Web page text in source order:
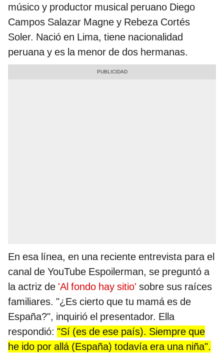
músico y productor musical peruano Diego
Campos Salazar Magne y Rebeza Cortés
Soler. Nació en Lima, tiene nacionalidad
peruana y es la menor de dos hermanas.
En esa línea, en una reciente entrevista para el
canal de YouTube Espoilerman, se preguntó a
la actriz de 'Al fondo hay sitio' sobre sus raíces
familiares. "¿Es cierto que tu mamá es de
España?", inquirió el presentador. Ella
respondió: "Sí (es de ese país). Siempre que
he ido por allá (España) todavía era una niña".